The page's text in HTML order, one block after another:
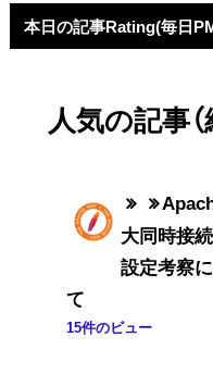
本日の記事Rating(毎日
人気の記事（
大同時接
設定考察
て
15件のビュー